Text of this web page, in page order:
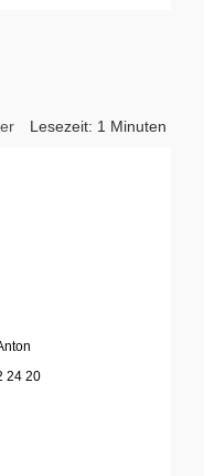
Lesezeit: 1 Minuten
20